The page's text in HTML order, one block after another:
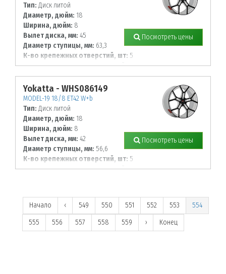
Тип: Диск литой
Диаметр, дюйм: 18
Ширина, дюйм: 8
Вылет диска, мм: 45
Диаметр ступицы, мм: 63,3
К-во крепежных отверстий, шт: 5
Диаметр располож. отверстий, мм:
108
Посмотреть цены
Yokatta - WHS086149
MODEL-19 18/8 ET42 W+b
Тип: Диск литой
Диаметр, дюйм: 18
Ширина, дюйм: 8
Вылет диска, мм: 42
Диаметр ступицы, мм: 56,6
К-во крепежных отверстий, шт: 5
Диаметр располож. отверстий, мм:
Посмотреть цены
Начало ‹ 549 550 551 552 553
554
555
556 557 558 559 › Конец